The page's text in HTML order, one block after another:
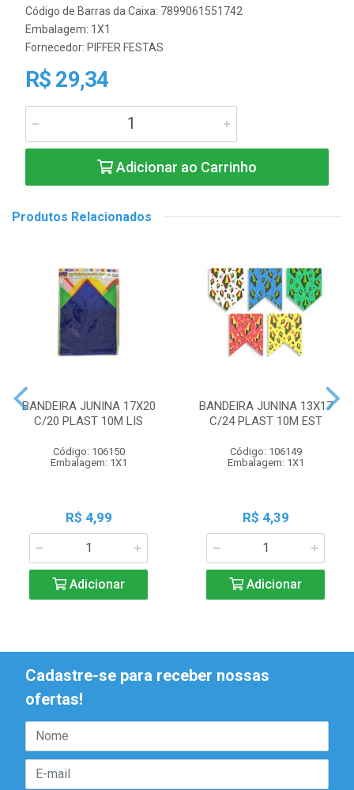
Código de Barras da Caixa: 7899061551742
Embalagem: 1X1
Fornecedor: PIFFER FESTAS
R$ 29,34
Adicionar ao Carrinho
Produtos Relacionados
BANDEIRA JUNINA 17X20
C/20 PLAST 10M LIS
Código: 106150
Embalagem: 1X1
R$ 4,99
Adicionar
BANDEIRA JUNINA 13X17
C/24 PLAST 10M EST
Código: 106149
Embalagem: 1X1
R$ 4,39
Adicionar
Cadastre-se para receber nossas
ofertas!